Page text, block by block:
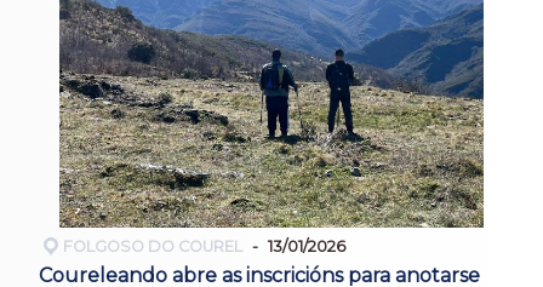
FOLGOSO DO COUREL 13/01/2026
Coureleando abre as inscricións para anotarse